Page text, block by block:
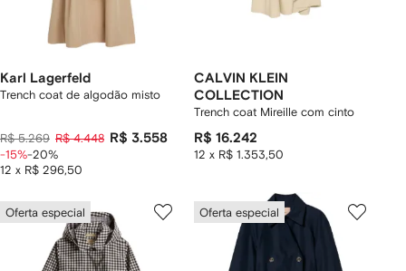
Karl Lagerfeld
Trench coat de algodão misto
R$ 5.269 R$ 4.448 R$ 3.558
12 x R$ 296,50
-15%-20%
CALVIN KLEIN
COLLECTION
Trench coat Mireille com cinto
R$ 16.242
12 x R$ 1.353,50
Oferta especial Oferta especial